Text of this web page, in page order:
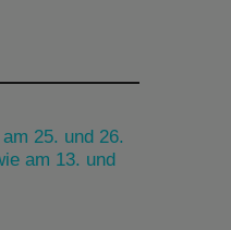
25. und 26.
am 13. und